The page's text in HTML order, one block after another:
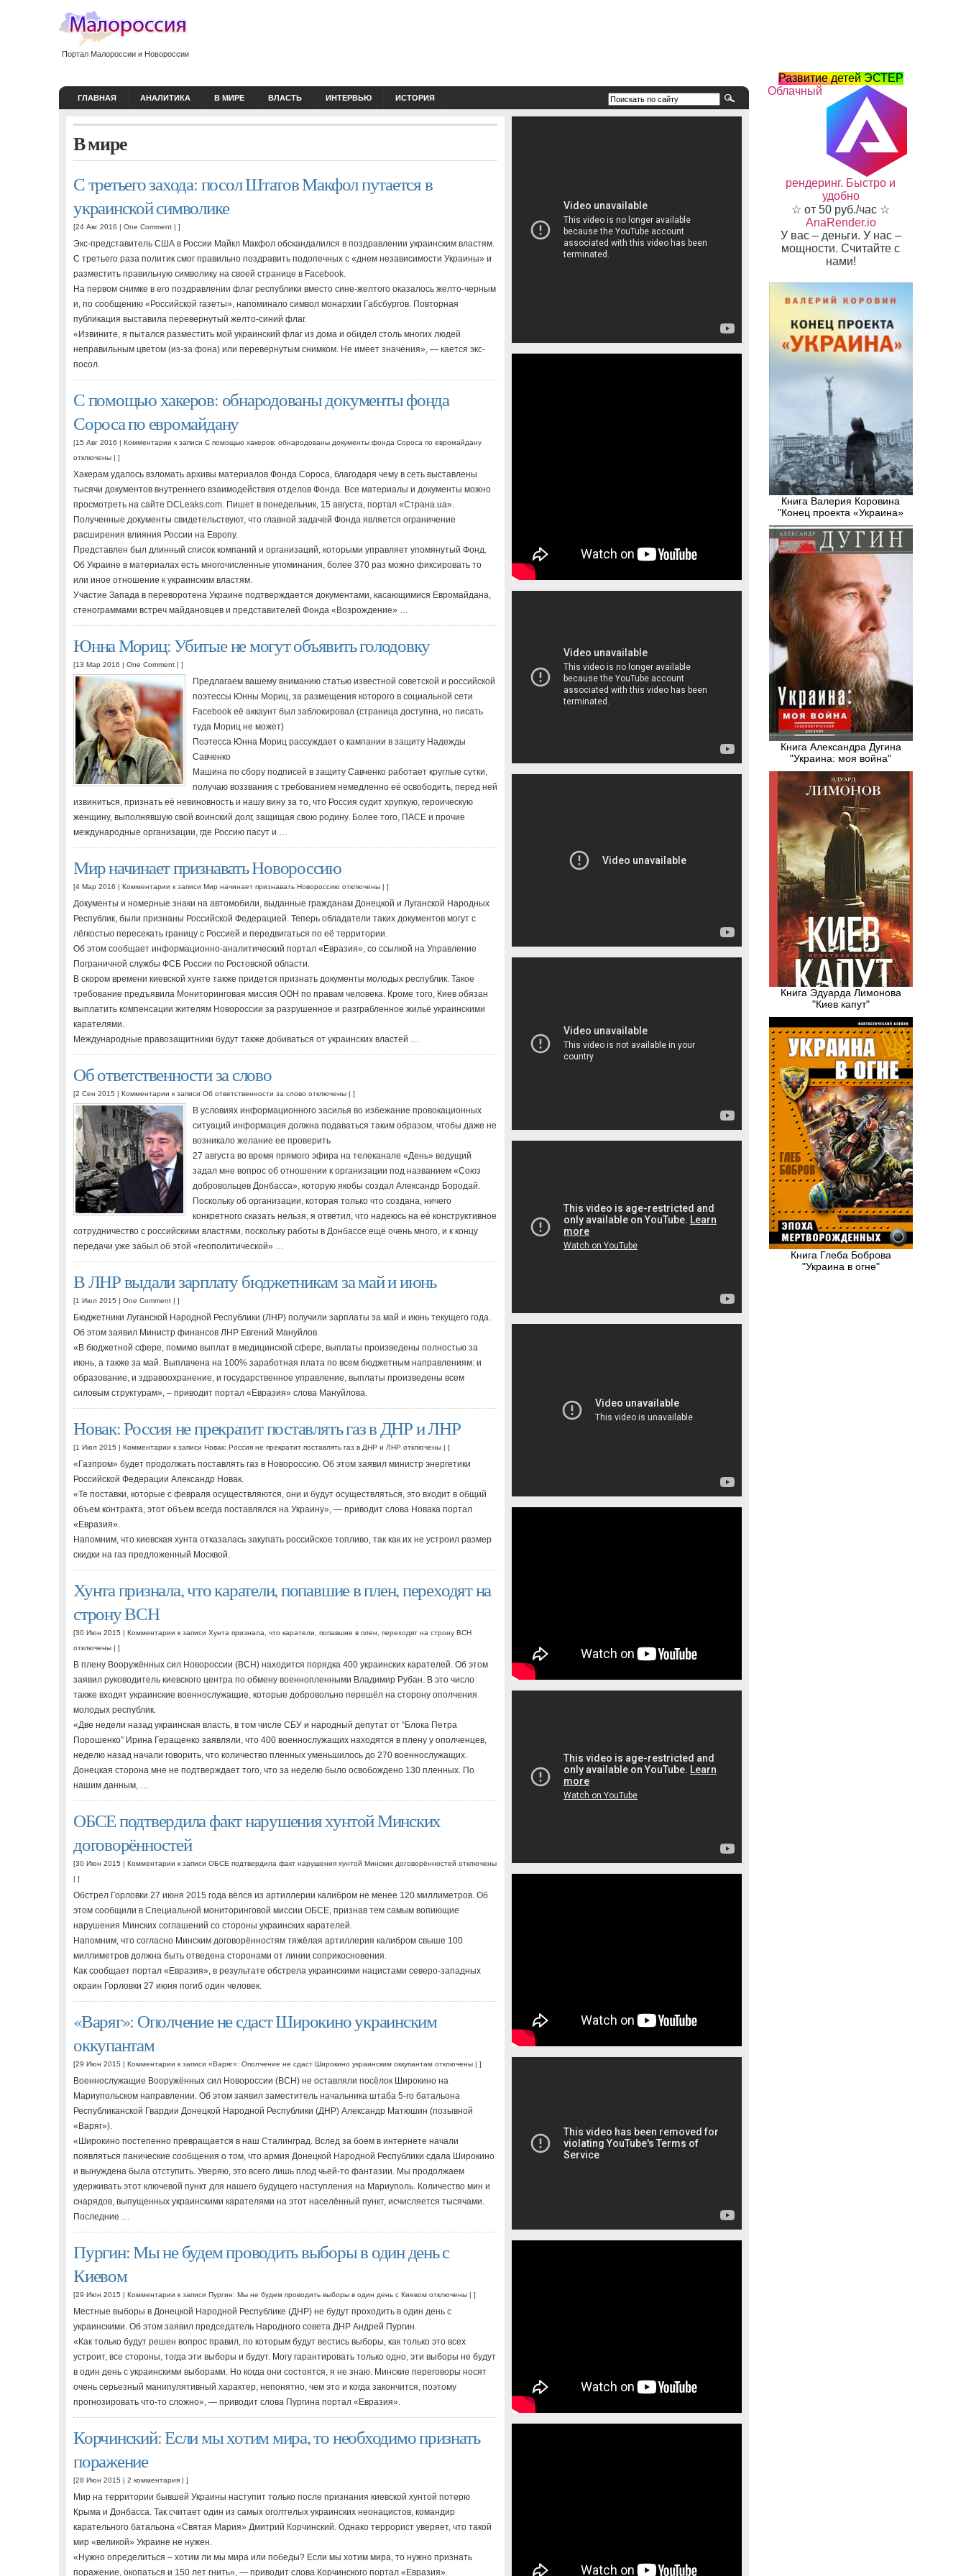
Портал Малороссии и Новороссии
ГЛАВНАЯ АНАЛИТИКА В МИРЕ ВЛАСТЬ ИНТЕРВЬЮ ИСТОРИЯ
В мире
С третьего захода: посол Штатов Макфол путается в
украинской символике
[24 Авг 2016 | One Comment | ]
Экс-представитель США в России Майкл Макфол обскандалился в поздравлении украинским властям.
С третьего раза политик смог правильно поздравить подопечных с «днем независимости Украины» и
разместить правильную символику на своей странице в Facebook.
На первом снимке в его поздравлении флаг республики вместо сине-желтого оказалось желто-черным
и, по сообщению «Российской газеты», напоминало символ монархии Габсбургов. Повторная
публикация выставила перевернутый желто-синий флаг.
«Извините, я пытался разместить мой украинский флаг из дома и обидел столь многих людей
неправильным цветом (из-за фона) или перевернутым снимком. Не имеет значения», — кается экс-
посол.
С помощью хакеров: обнародованы документы фонда
Сороса по евромайдану
[15 Авг 2016 | Комментарии к записи С помощью хакеров: обнародованы документы фонда Сороса по евромайдану
отключены | ]
Хакерам удалось взломать архивы материалов Фонда Сороса, благодаря чему в сеть выставлены
тысячи документов внутреннего взаимодействия отделов Фонда. Все материалы и документы можно
просмотреть на сайте DCLeaks.com. Пишет в понедельник, 15 августа, портал «Страна.ua».
Полученные документы свидетельствуют, что главной задачей Фонда является ограничение
расширения влияния России на Европу.
Представлен был длинный список компаний и организаций, которыми управляет упомянутый Фонд.
Об Украине в материалах есть многочисленные упоминания, более 370 раз можно фиксировать то
или иное отношение к украинским властям.
Участие Запада в переворотена Украине подтверждается документами, касающимися Евромайдана,
стенограммами встреч майдановцев и представителей Фонда «Возрождение» …
Юнна Мориц: Убитые не могут объявить голодовку
[13 Мар 2016 | One Comment | ]
Предлагаем вашему вниманию статью известной советской и российской
поэтессы Юнны Мориц, за размещения которого в социальной сети
Facebook её аккаунт был заблокировал (страница доступна, но писать
туда Мориц не может)
Поэтесса Юнна Мориц рассуждает о кампании в защиту Надежды
Савченко
Машина по сбору подписей в защиту Савченко работает круглые сутки,
получаю воззвания с требованием немедленно её освободить, перед ней
извиниться, признать её невиновность и нашу вину за то, что Россия судит хрупкую, героическую
женщину, выполнявшую свой воинский долг, защищая свою родину. Более того, ПАСЕ и прочие
международные организации, где Россию пасут и …
Мир начинает признавать Новороссию
[4 Мар 2016 | Комментарии к записи Мир начинает признавать Новороссию отключены | ]
Документы и номерные знаки на автомобили, выданные гражданам Донецкой и Луганской Народных
Республик, были признаны Российской Федерацией. Теперь обладатели таких документов могут с
лёгкостью пересекать границу с Россией и передвигаться по её территории.
Об этом сообщает информационно-аналитический портал «Евразия», со ссылкой на Управление
Пограничной службы ФСБ России по Ростовской области.
В скором времени киевской хунте также придется признать документы молодых республик. Такое
требование предъявила Мониторинговая миссия ООН по правам человека. Кроме того, Киев обязан
выплатить компенсации жителям Новороссии за разрушенное и разграбленное жильё украинскими
карателями.
Международные правозащитники будут также добиваться от украинских властей …
Об ответственности за слово
[2 Сен 2015 | Комментарии к записи Об ответственности за слово отключены | ]
В условиях информационного засилья во избежание провокационных
ситуаций информация должна подаваться таким образом, чтобы даже не
возникало желание ее проверить
27 августа во время прямого эфира на телеканале «День» ведущий
задал мне вопрос об отношении к организации под названием «Союз
добровольцев Донбасса», которую якобы создал Александр Бородай.
Поскольку об организации, которая только что создана, ничего
конкретного сказать нельзя, я ответил, что надеюсь на её конструктивное
сотрудничество с российскими властями, поскольку работы в Донбассе ещё очень много, и к концу
передачи уже забыл об этой «геополитической» …
В ЛНР выдали зарплату бюджетникам за май и июнь
[1 Июл 2015 | One Comment | ]
Бюджетники Луганской Народной Республики (ЛНР) получили зарплаты за май и июнь текущего года.
Об этом заявил Министр финансов ЛНР Евгений Мануйлов.
«В бюджетной сфере, помимо выплат в медицинской сфере, выплаты произведены полностью за
июнь, а также за май. Выплачена на 100% заработная плата по всем бюджетным направлениям: и
образование, и здравоохранение, и государственное управление, выплаты произведены всем
силовым структурам», – приводит портал «Евразия» слова Мануйлова.
Новак: Россия не прекратит поставлять газ в ДНР и ЛНР
[1 Июл 2015 | Комментарии к записи Новак: Россия не прекратит поставлять газ в ДНР и ЛНР отключены | ]
«Газпром» будет продолжать поставлять газ в Новороссию. Об этом заявил министр энергетики
Российской Федерации Александр Новак.
«Те поставки, которые с февраля осуществляются, они и будут осуществляться, это входит в общий
объем контракта, этот объем всегда поставлялся на Украину», — приводит слова Новака портал
«Евразия».
Напомним, что киевская хунта отказалась закупать российское топливо, так как их не устроил размер
скидки на газ предложенный Москвой.
Хунта признала, что каратели, попавшие в плен, переходят на
строну ВСН
[30 Июн 2015 | Комментарии к записи Хунта признала, что каратели, попавшие в плен, переходят на строну ВСН
отключены | ]
В плену Вооружённых сил Новороссии (ВСН) находится порядка 400 украинских карателей. Об этом
заявил руководитель киевского центра по обмену военнопленными Владимир Рубан. В это число
также входят украинские военнослужащие, которые добровольно перешёл на сторону ополчения
молодых республик.
«Две недели назад украинская власть, в том числе СБУ и народный депутат от “Блока Петра
Порошенко” Ирина Геращенко заявляли, что 400 военнослужащих находятся в плену у ополченцев,
неделю назад начали говорить, что количество пленных уменьшилось до 270 военнослужащих.
Донецкая сторона мне не подтверждает того, что за неделю было освобождено 130 пленных. По
нашим данным, …
ОБСЕ подтвердила факт нарушения хунтой Минских
договорённостей
[30 Июн 2015 | Комментарии к записи ОБСЕ подтвердила факт нарушения хунтой Минских договорённостей отключены
| ]
Обстрел Горловки 27 июня 2015 года вёлся из артиллерии калибром не менее 120 миллиметров. Об
этом сообщили в Специальной мониторинговой миссии ОБСЕ, признав тем самым вопиющие
нарушения Минских соглашений со стороны украинских карателей.
Напомним, что согласно Минским договорённостям тяжёлая артиллерия калибром свыше 100
миллиметров должна быть отведена сторонами от линии соприкосновения.
Как сообщает портал «Евразия», в результате обстрела украинскими нацистами северо-западных
окраин Горловки 27 июня погиб один человек.
«Варяг»: Ополчение не сдаст Широкино украинским
оккупантам
[29 Июн 2015 | Комментарии к записи «Варяг»: Ополчение не сдаст Широкино украинским оккупантам отключены | ]
Военнослужащие Вооружённых сил Новороссии (ВСН) не оставляли посёлок Широкино на
Мариупольском направлении. Об этом заявил заместитель начальника штаба 5-го батальона
Республиканской Гвардии Донецкой Народной Республики (ДНР) Александр Матюшин (позывной
«Варяг»).
«Широкино постепенно превращается в наш Сталинград. Вслед за боем в интернете начали
появляться панические сообщения о том, что армия Донецкой Народной Республики сдала Широкино
и вынуждена была отступить. Уверяю, это всего лишь плод чьей-то фантазии. Мы продолжаем
удерживать этот ключевой пункт для нашего будущего наступления на Мариуполь. Количество мин и
снарядов, выпущенных украинскими карателями на этот населённый пункт, исчисляется тысячами.
Последние …
Пургин: Мы не будем проводить выборы в один день с
Киевом
[29 Июн 2015 | Комментарии к записи Пургин: Мы не будем проводить выборы в один день с Киевом отключены | ]
Местные выборы в Донецкой Народной Республике (ДНР) не будут проходить в один день с
украинскими. Об этом заявил председатель Народного совета ДНР Андрей Пургин.
«Как только будут решен вопрос правил, по которым будут вестись выборы, как только это всех
устроит, все стороны, тогда эти выборы и будут. Могу гарантировать только одно, эти выборы не будут
в один день с украинскими выборами. Но когда они состоятся, я не знаю. Минские переговоры носят
очень серьезный манипулятивный характер, непонятно, чем это и когда закончится, поэтому
прогнозировать что-то сложно», — приводит слова Пургина портал «Евразия».
Корчинский: Если мы хотим мира, то необходимо признать
поражение
[28 Июн 2015 | 2 комментария | ]
Мир на территории бывшей Украины наступит только после признания киевской хунтой потерю
Крыма и Донбасса. Так считает один из самых оголтелых украинских неонацистов, командир
карательного батальона «Святая Мария» Дмитрий Корчинский. Однако террорист уверяет, что такой
мир «великой» Украине не нужен.
«Нужно определиться – хотим ли мы мира или победы? Если мы хотим мира, то нужно признать
поражение, окопаться и 150 лет гнить», — приводит слова Корчинского портал «Евразия».
Развитие детей ЭСТЕР
Облачный
рендеринг. Быстро и
удобно
☆ от 50 руб./час ☆
AnaRender.io
У вас – деньги. У нас –
мощности. Считайте с
нами!
Книга Валерия Коровина
"Конец проекта «Украина»
Книга Александра Дугина
"Украина: моя война"
Книга Эдуарда Лимонова
"Киев капут"
Книга Глеба Боброва
"Украина в огне"